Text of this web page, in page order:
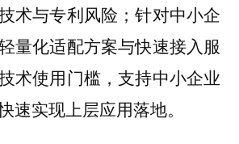
术与专利风险；针对中小企
量化适配方案与快速接入服
术使用门槛，支持中小企业
速实现上层应用落地。